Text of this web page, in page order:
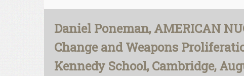
Daniel Poneman, AMERICAN
Change and Weapons
Kennedy School, Cambridge,